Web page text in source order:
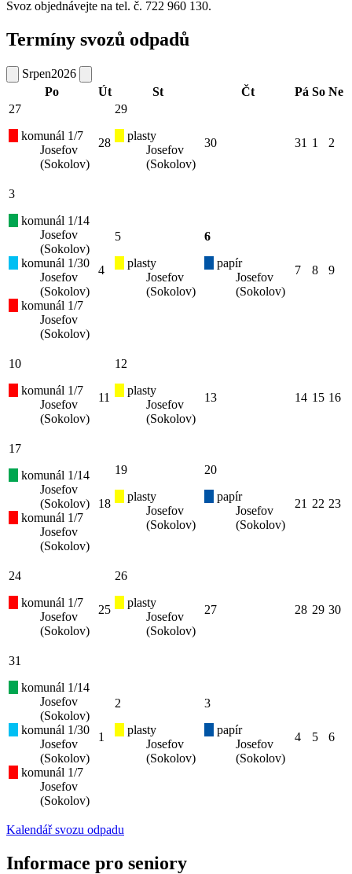
Svoz objednávejte na tel. č. 722 960 130.
Termíny svozů odpadů
Srpen2026
Po
Út St Čt Pá So Ne
27
komunál 1/7
Josefov
(Sokolov)
28
29
plasty
Josefov
(Sokolov)
30 31 1 2
3
komunál 1/14
Josefov
(Sokolov)
komunál 1/30
Josefov
(Sokolov)
komunál 1/7
Josefov
(Sokolov)
4
5
plasty
Josefov
(Sokolov)
6
papír
Josefov
(Sokolov)
7 8 9
10
komunál 1/7
Josefov
(Sokolov)
11
12
plasty
Josefov
(Sokolov)
13 14 15 16
17
komunál 1/14
Josefov
(Sokolov)
komunál 1/7
Josefov
(Sokolov)
18
19
plasty
Josefov
(Sokolov)
20
papír
Josefov
(Sokolov)
21 22 23
24
komunál 1/7
Josefov
(Sokolov)
25
26
plasty
Josefov
(Sokolov)
27 28 29 30
31
komunál 1/14
Josefov
(Sokolov)
komunál 1/30
Josefov
(Sokolov)
komunál 1/7
Josefov
(Sokolov)
1
2
plasty
Josefov
(Sokolov)
3
papír
Josefov
(Sokolov)
4 5 6
Kalendář svozu odpadu
Informace pro seniory